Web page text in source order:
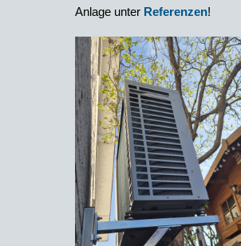
Anlage unter Referenzen!